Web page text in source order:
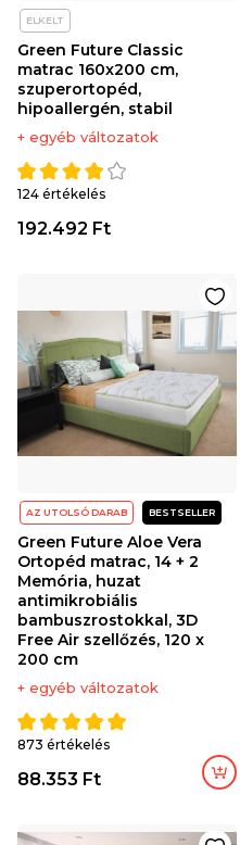
ELKELT
Green Future Classic
matrac 160x200 cm,
szuperortopéd,
hipoallergén, stabil
+ egyéb változatok
124 értékelés
192.492 Ft
AZ UTOLSÓ DARAB BESTSELLER
Green Future Aloe Vera
Ortopéd matrac, 14 + 2
Memória, huzat
antimikrobiális
bambuszrostokkal, 3D
Free Air szellőzés, 120 x
200 cm
+ egyéb változatok
873 értékelés
88.353 Ft